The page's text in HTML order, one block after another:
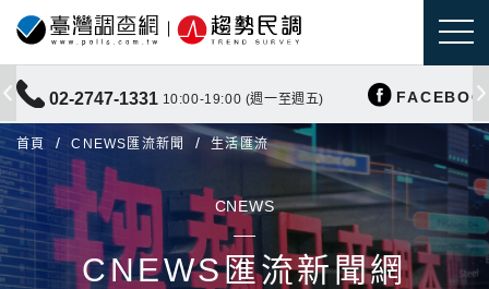
02-2747-1331 10:00-19:00 (週一至週五)
首頁 CNEWS匯流新聞 生活匯流
CNEWS
CNEWS匯流新聞網